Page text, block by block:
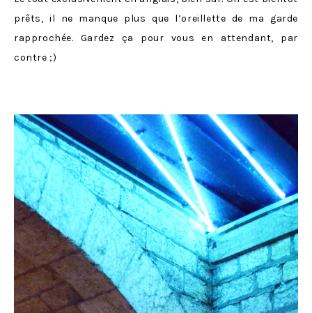
prêts, il ne manque plus que l’oreillette de ma garde
rapprochée. Gardez ça pour vous en attendant, par
contre ;)